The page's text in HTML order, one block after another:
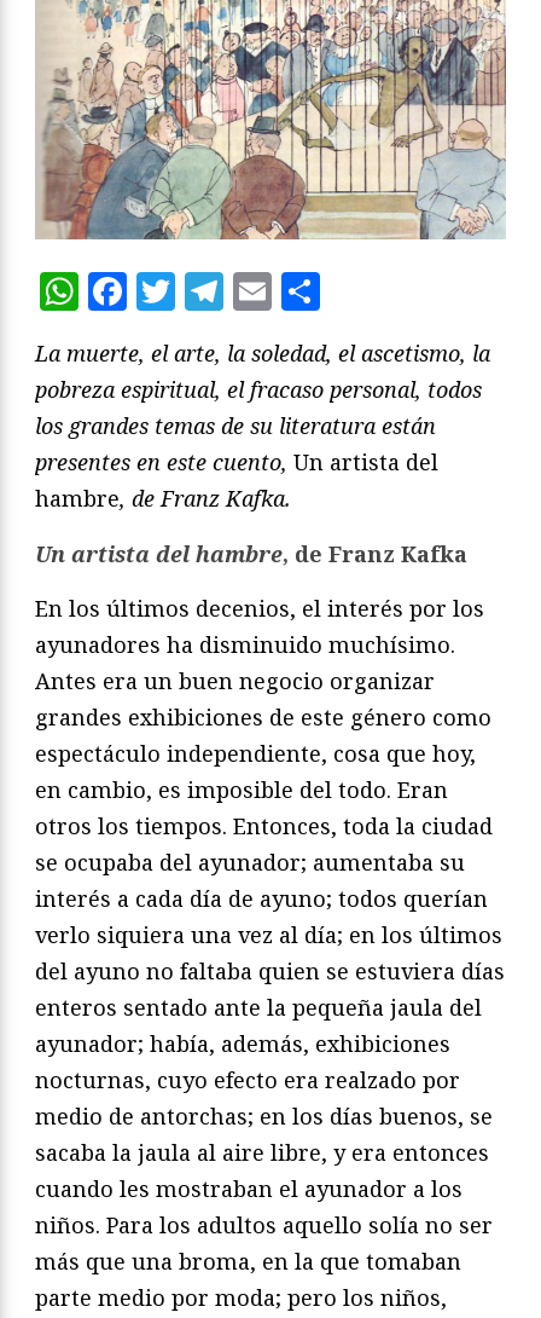
WhatsApp
Facebook
Twitter
Telegram
Email
La muerte, el arte, la soledad, el ascetismo, la
pobreza espiritual, el fracaso personal, todos
los grandes temas de su literatura están
presentes en este cuento, Un artista del
hambre, de Franz Kafka.
Un artista del hambre, de Franz Kafka
En los últimos decenios, el interés por los
ayunadores ha disminuido muchísimo.
Antes era un buen negocio organizar
grandes exhibiciones de este género como
espectáculo independiente, cosa que hoy,
en cambio, es imposible del todo. Eran
otros los tiempos. Entonces, toda la ciudad
se ocupaba del ayunador; aumentaba su
interés a cada día de ayuno; todos querían
verlo siquiera una vez al día; en los últimos
del ayuno no faltaba quien se estuviera días
enteros sentado ante la pequeña jaula del
ayunador; había, además, exhibiciones
nocturnas, cuyo efecto era realzado por
medio de antorchas; en los días buenos, se
sacaba la jaula al aire libre, y era entonces
cuando les mostraban el ayunador a los
niños. Para los adultos aquello solía no ser
más que una broma, en la que tomaban
parte medio por moda; pero los niños,